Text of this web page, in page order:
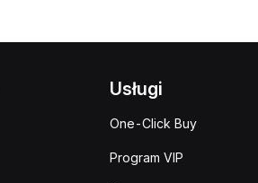
Usługi
One-Click Buy
Program VIP